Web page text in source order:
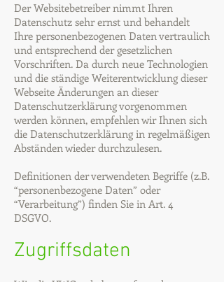
Der Websitebetreiber nimmt Ihren
Datenschutz sehr ernst und behandelt
Ihre personenbezogenen Daten vertraulich
und entsprechend der gesetzlichen
Vorschriften. Da durch neue Technologien
und die ständige Weiterentwicklung dieser
Webseite Änderungen an dieser
Datenschutzerklärung vorgenommen
werden können, empfehlen wir Ihnen sich
die Datenschutzerklärung in regelmäßigen
Abständen wieder durchzulesen.
Definitionen der verwendeten Begriffe (z.B.
“personenbezogene Daten” oder
“Verarbeitung”) finden Sie in Art. 4
DSGVO.
Zugriffsdaten